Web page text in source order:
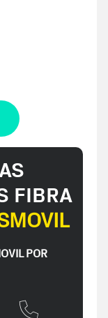
FIBRA
POR